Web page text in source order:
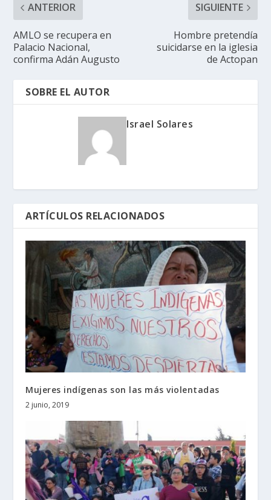
ANTERIOR
AMLO se recupera en
Palacio Nacional,
confirma Adán Augusto
SIGUIENTE
Hombre pretendía
suicidarse en la iglesia
de Actopan
SOBRE EL AUTOR
Israel Solares
ARTÍCULOS RELACIONADOS
Mujeres indígenas son las más violentadas
2 junio, 2019